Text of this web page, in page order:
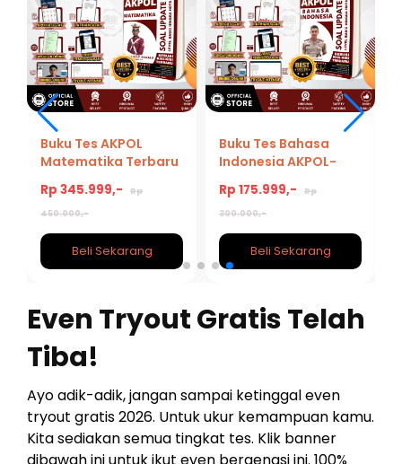
Buku Tes AKPOL
Matematika Terbaru
Auto Lulus Persiapan
POLRI 2026
Rp 345.999,-
Rp
450.000,-
Beli Sekarang
Buku Tes Bahasa
Indonesia AKPOL-
Materi dan Bank Soal
Tes Bahasa
Indonesia Akpol
2026/2027
Rp 175.999,-
Rp
300.000,-
Beli Sekarang
Even Tryout Gratis Telah
Tiba!
Ayo adik-adik, jangan sampai ketinggal even
tryout gratis 2026. Untuk ukur kemampuan kamu.
Kita sediakan semua tingkat tes. Klik banner